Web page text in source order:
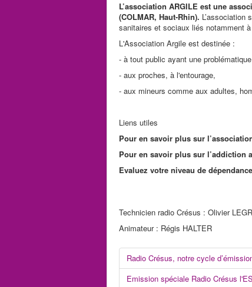
L’association ARGILE est une
(COLMAR, Haut-Rhin). L’association
sanitaires et sociaux liés notamment
L'Association Argile est destinée :
- à tout public ayant une
- aux proches, à l'entourage,
- aux mineurs comme aux adultes,
Liens utiles
Pour en savoir plus sur
Pour en savoir plus sur l’addiction
Evaluez votre niveau de
Technicien radio Crésus : Olivier
Animateur : Régis HALTER
Radio Crésus, notre cycle
Emission spéciale Radio Crésus